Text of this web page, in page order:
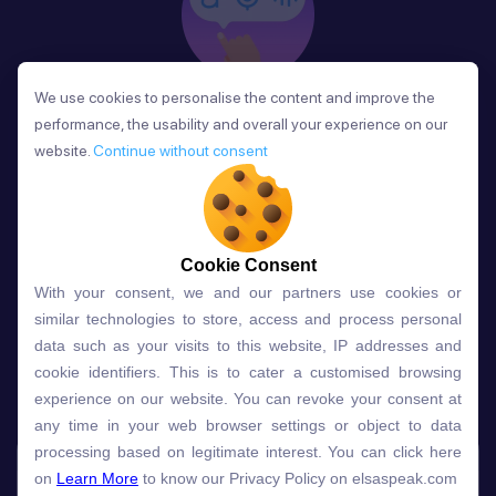
Phản Hồi
Sau mỗi bài học, người học nhận phản hồi về phát
âm và ngữ pháp ngay lập tức, giúp cải thiện kỹ năng
và tiến bộ nhanh chóng.
Lựa chọn gói học ELSA dành
cho bạn
Gói học Free Premium
Speech Analyzer
We use cookies to personalise the content and improve the
performance, the usability and overall your experience on our
website. Continue without consent
Cookie Consent
With your consent, we and our partners use cookies or
similar technologies to store, access and process personal
data such as your visits to this website, IP addresses and
cookie identifiers. This is to cater a customised browsing
experience on our website. You can revoke your consent at
any time in your web browser settings or object to data
processing based on legitimate interest. You can click here
on Learn More to know our Privacy Policy on elsaspeak.com
We use cookies to personalise the content and improve the
performance, the usability and overall your experience on our
website. Continue without consent
Cookie Consent
With your consent, we and our partners use cookies or
similar technologies to store, access and process personal
data such as your visits to this website, IP addresses and
cookie identifiers. This is to cater a customised browsing
experience on our website. You can revoke your consent at
any time in your web browser settings or object to data
processing based on legitimate interest. You can click here
on Learn More to know our Privacy Policy on elsaspeak.com